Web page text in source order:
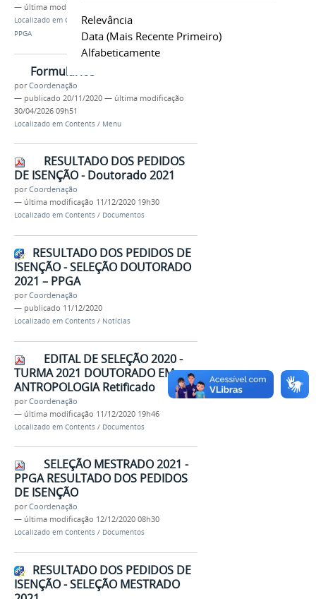
Relevância
Data (mais Recente Primeiro)
Alfabeticamente
— última modificação
Localizado em Contents /Documentos
PPGA
Formulários
porCoordenação
— publicado 20/11/2020 — última modificação
30/04/2026 09h51
Localizado em Contents / Menu
RESULTADO DOS PEDIDOS
DE ISENÇÃO - Doutorado 2021
porCoordenação
— última modificação 11/12/2020 19h30
Localizado em Contents / Documentos
RESULTADO DOS PEDIDOS DE
ISENÇÃO - SELEÇÃO DOUTORADO
2021 – PPGA
porCoordenação
— publicado 11/12/2020
Localizado em Contents / Notícias
EDITAL DE SELEÇÃO 2020 -
TURMA 2021 DOUTORADO EM
ANTROPOLOGIA Retificado
porCoordenação
— última modificação 11/12/2020 19h46
Localizado em Contents / Documentos
SELEÇÃO MESTRADO 2021 -
PPGA RESULTADO DOS PEDIDOS
DE ISENÇÃO
porCoordenação
— última modificação 12/12/2020 08h30
Localizado em Contents / Documentos
RESULTADO DOS PEDIDOS DE
ISENÇÃO - SELEÇÃO MESTRADO